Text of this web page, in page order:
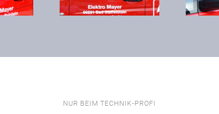
NUR BEIM TECHNIK-PROFI